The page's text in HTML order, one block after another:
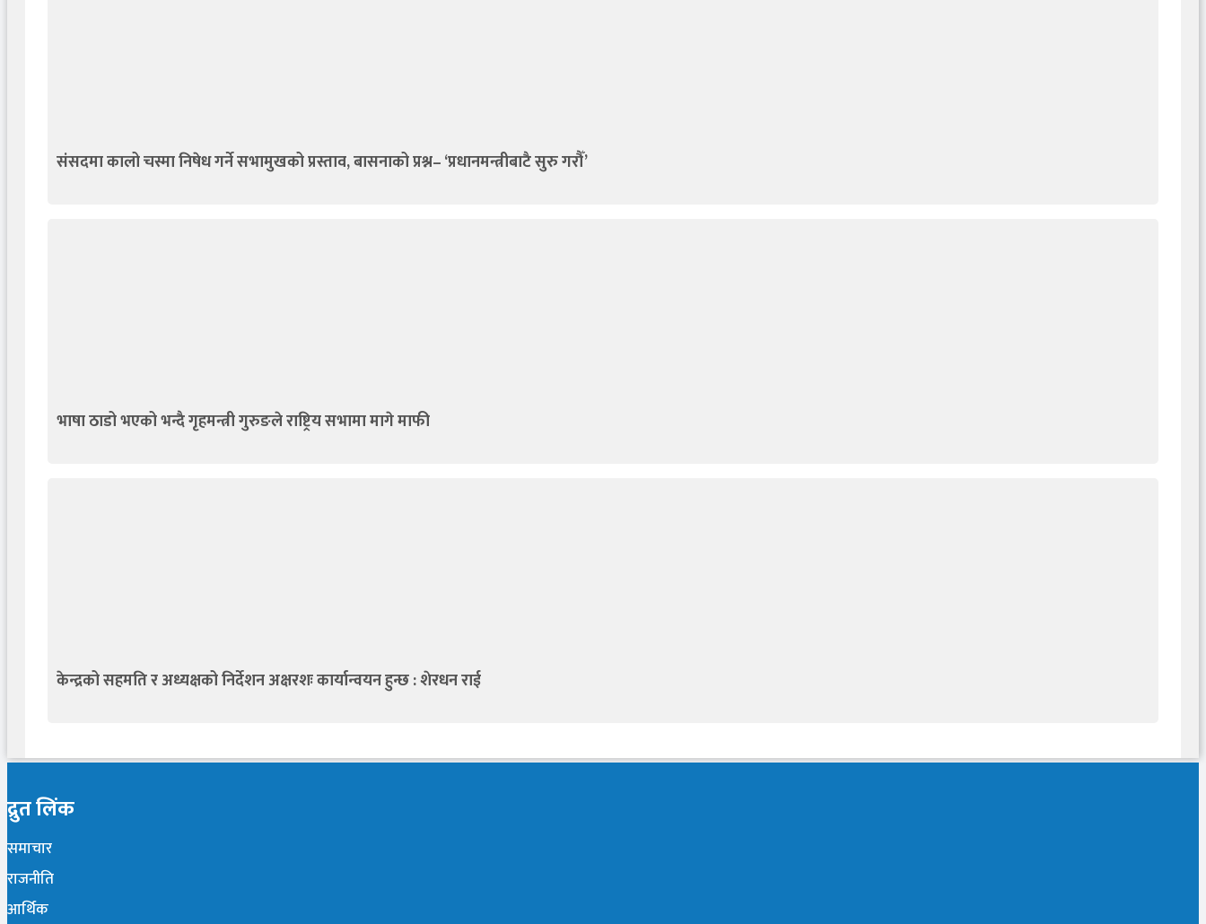
संसदमा कालो चस्मा निषेध गर्ने सभामुखको प्रस्ताव, बासनाको प्रश्न– ‘प्रधानमन्त्रीबाटै सुरु गरौँ’
भाषा ठाडो भएको भन्दै गृहमन्त्री गुरुङले राष्ट्रिय सभामा मागे माफी
केन्द्रको सहमति र अध्यक्षको निर्देशन अक्षरशः कार्यान्वयन हुन्छ : शेरधन राई
द्रुत लिंक
समाचार
राजनीति
आर्थिक